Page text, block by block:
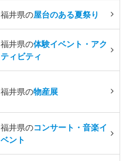
福井県の屋台のある夏祭り
福井県の体験イベント・アク
ティビティ
福井県の物産展
福井県のコンサート・音楽イ
ベント